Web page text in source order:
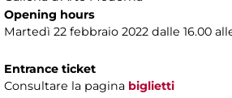
Opening hours
Martedì 22 febbraio 2022 dalle 16.00
Entrance ticket
Consultare la pagina biglietti